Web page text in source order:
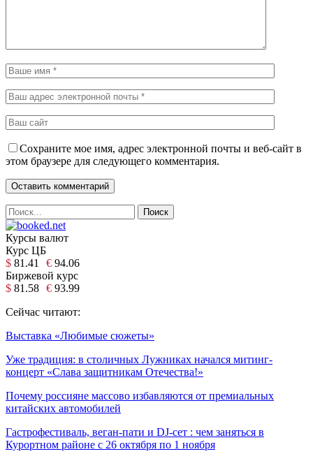
Сохраните мое имя, адрес электронной почты и веб-сайт в
этом браузере для следующего комментария.
Курсы валют
Курс ЦБ
$ 81.41 € 94.06
Биржевой курс
$ 81.58 € 93.99
Сейчас читают:
Выставка «Любимые сюжеты»
Уже традиция: в столичных Лужниках начался митинг-
концерт «Слава защитникам Отечества!»
Почему россияне массово избавляются от премиальных
китайских автомобилей
Гастрофестиваль, веган-пати и DJ-сет : чем заняться в
Курортном районе с 26 октября по 1 ноября